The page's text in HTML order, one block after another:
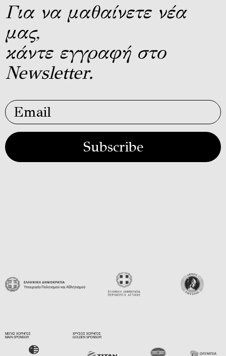
Για να μαθαίνετε νέα
μας,
κάντε εγγραφή στο
Newsletter.
Subscribe
ΜΕΓΑΣ ΧΟΡΗΓΟΣ
MAIN SPONSOR
ΧΡΥΣΟΣ ΧΟΡΗΓΟΣ
GOLDEN SPONSOR